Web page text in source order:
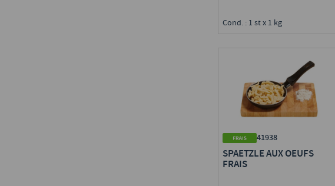
Cond. : 1 st x 1 kg
41938
SPAETZLE AUX OEUFS
FRAIS